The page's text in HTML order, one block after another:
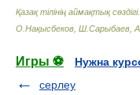
Қазақ тілінің аймақтық
О.Нақысбеков, Ш.Сарыбаев,
Игры ⚽
Нужна
серлеу